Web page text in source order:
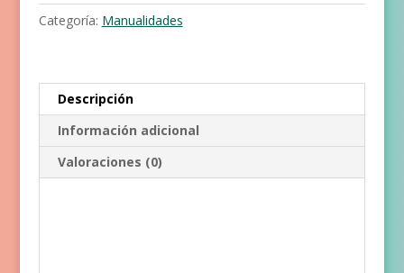
bonito
cantidad
Categoría: Manualidades
Descripción
Información adicional
Valoraciones (0)